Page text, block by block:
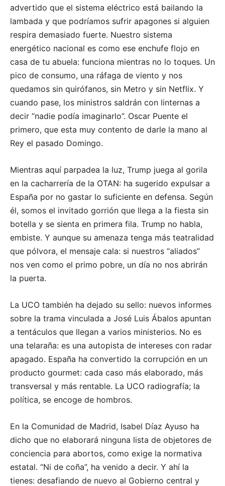
advertido que el sistema eléctrico está bailando la
lambada y que podríamos sufrir apagones si alguien
respira demasiado fuerte. Nuestro sistema
energético nacional es como ese enchufe flojo en
casa de tu abuela: funciona mientras no lo toques. Un
pico de consumo, una ráfaga de viento y nos
quedamos sin quirófanos, sin Metro y sin Netflix. Y
cuando pase, los ministros saldrán con linternas a
decir “nadie podía imaginarlo”. Oscar Puente el
primero, que esta muy contento de darle la mano al
Rey el pasado Domingo.
Mientras aquí parpadea la luz, Trump juega al gorila
en la cacharrería de la OTAN: ha sugerido expulsar a
España por no gastar lo suficiente en defensa. Según
él, somos el invitado gorrión que llega a la fiesta sin
botella y se sienta en primera fila. Trump no habla,
embiste. Y aunque su amenaza tenga más teatralidad
que pólvora, el mensaje cala: si nuestros “aliados”
nos ven como el primo pobre, un día no nos abrirán
la puerta.
La UCO también ha dejado su sello: nuevos informes
sobre la trama vinculada a José Luis Ábalos apuntan
a tentáculos que llegan a varios ministerios. No es
una telaraña: es una autopista de intereses con radar
apagado. España ha convertido la corrupción en un
producto gourmet: cada caso más elaborado, más
transversal y más rentable. La UCO radiografía; la
política, se encoge de hombros.
En la Comunidad de Madrid, Isabel Díaz Ayuso ha
dicho que no elaborará ninguna lista de objetores de
conciencia para abortos, como exige la normativa
estatal. “Ni de coña”, ha venido a decir. Y ahí la
tienes: desafiando de nuevo al Gobierno central y